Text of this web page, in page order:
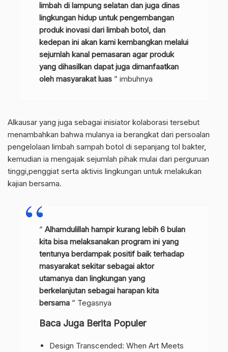
limbah di lampung selatan dan juga dinas
lingkungan hidup untuk pengembangan
produk inovasi dari limbah botol, dan
kedepan ini akan kami kembangkan melalui
sejumlah kanal pemasaran agar produk
yang dihasilkan dapat juga dimanfaatkan
oleh masyarakat luas” imbuhnya
Alkausar yang juga sebagai inisiator kolaborasi tersebut
menambahkan bahwa mulanya ia berangkat dari persoalan
pengelolaan limbah sampah botol di sepanjang tol bakter,
kemudian ia mengajak sejumlah pihak mulai dari perguruan
tinggi,penggiat serta aktivis lingkungan untuk melakukan
kajian bersama.
” Alhamdulillah hampir kurang lebih 6 bulan
kita bisa melaksanakan program ini yang
tentunya berdampak positif baik terhadap
masyarakat sekitar sebagai aktor
utamanya dan lingkungan yang
berkelanjutan sebagai harapan kita
bersama” Tegasnya
Baca Juga Berita Populer
Design Transcended: When Art Meets